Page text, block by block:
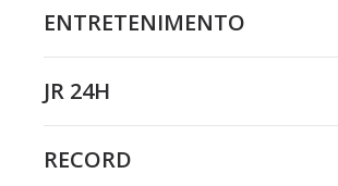
ENTRETENIMENTO
JR 24H
RECORD